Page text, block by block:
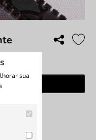
Adicionar
sua